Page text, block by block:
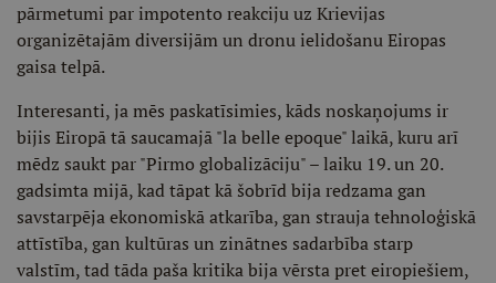
pārmetumi par impotento reakciju uz Krievijas
organizētajām diversijām un dronu ielidošanu Eiropas
gaisa telpā.
Interesanti, ja mēs paskatīsimies, kāds noskaņojums ir
bijis Eiropā tā saucamajā "la belle epoque" laikā, kuru arī
mēdz saukt par "Pirmo globalizāciju" – laiku 19. un 20.
gadsimta mijā, kad tāpat kā šobrīd bija redzama gan
savstarpēja ekonomiskā atkarība, gan strauja tehnoloģiskā
attīstība, gan kultūras un zinātnes sadarbība starp
valstīm, tad tāda paša kritika bija vērsta pret eiropiešiem,